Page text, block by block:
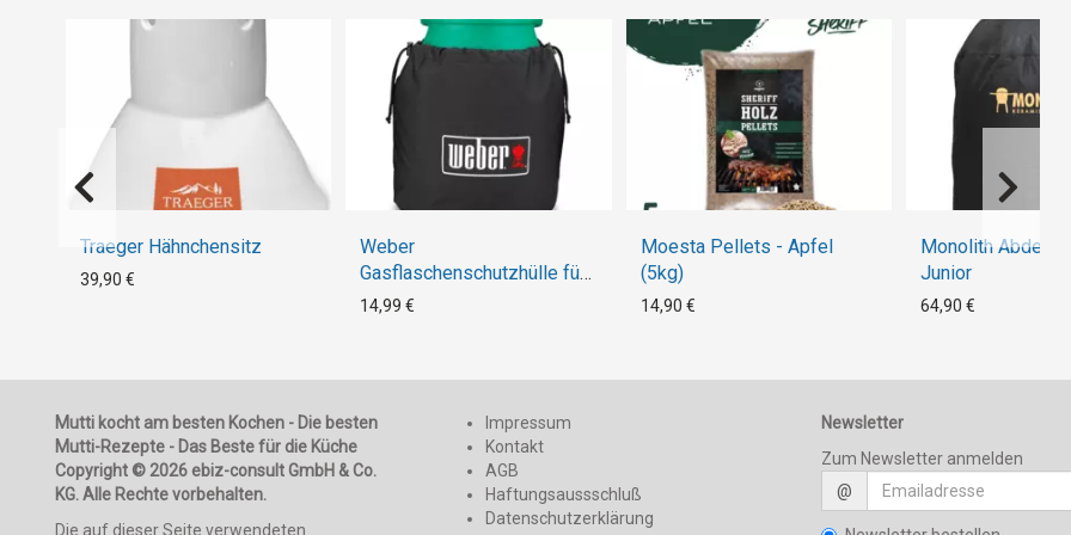
Traeger Hähnchensitz
39,90 €
Weber
Gasflaschenschutzhülle für
5 - 8 kg Gasflaschen
14,99 €
Moesta Pellets - Apfel
(5kg)
14,90 €
Monolith
Junior
64,90 €
Mutti kocht am besten Kochen - Die besten
Mutti-Rezepte - Das Beste für die Küche
Copyright © 2026 ebiz-consult GmbH & Co.
KG. Alle Rechte vorbehalten.
Die auf dieser Seite verwendeten
Impressum
Kontakt
AGB
Haftungsaussschluß
Datenschutzerklärung
Newsletter
Zum Newsletter anmelden
@